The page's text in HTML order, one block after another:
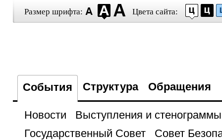
Размер шрифта: Цвета сайта:
События Структура Обращения
Новости
Выступления и стенограммы
Государственный Совет
Совет